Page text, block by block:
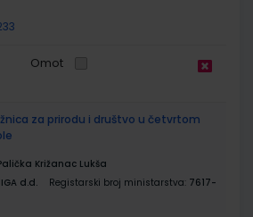
Omot
za prirodu i društvo u četvrtom
Križanac Lukša
d.d. Registarski broj ministarstva: 7617-